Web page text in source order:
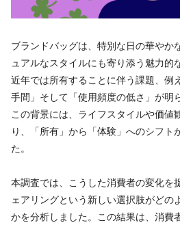
ブランドバッグは、特別な日の華やか
ュアルなスタイルにも寄り添う魅力的
近年では所有することに伴う課題、例
手間」そして「使用頻度の低さ」が明
この背景には、ライフスタイルや価値
り、「所有」から「体験」へのシフト
た。
本調査では、こうした消費者の変化を
ェアリングという新しい選択肢がどの
かを分析しました。この結果は、消費